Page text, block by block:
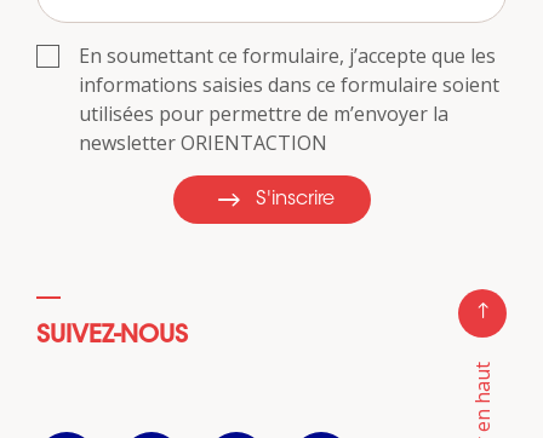
En soumettant ce formulaire, j’accepte que les
informations saisies dans ce formulaire soient
utilisées pour permettre de m’envoyer la
newsletter ORIENTACTION
S'inscrire
SUIVEZ-NOUS